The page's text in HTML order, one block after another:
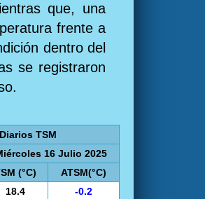
que, una
frente a
dentro del
se registraron
TSM
16 Julio 2025
(°C)
ATSM(°C)
18.4
-0.2